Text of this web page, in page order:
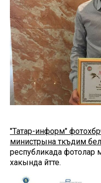
"Татар-информ"
министрына тәкъдим
республикада фотолар
хакында әйтте.